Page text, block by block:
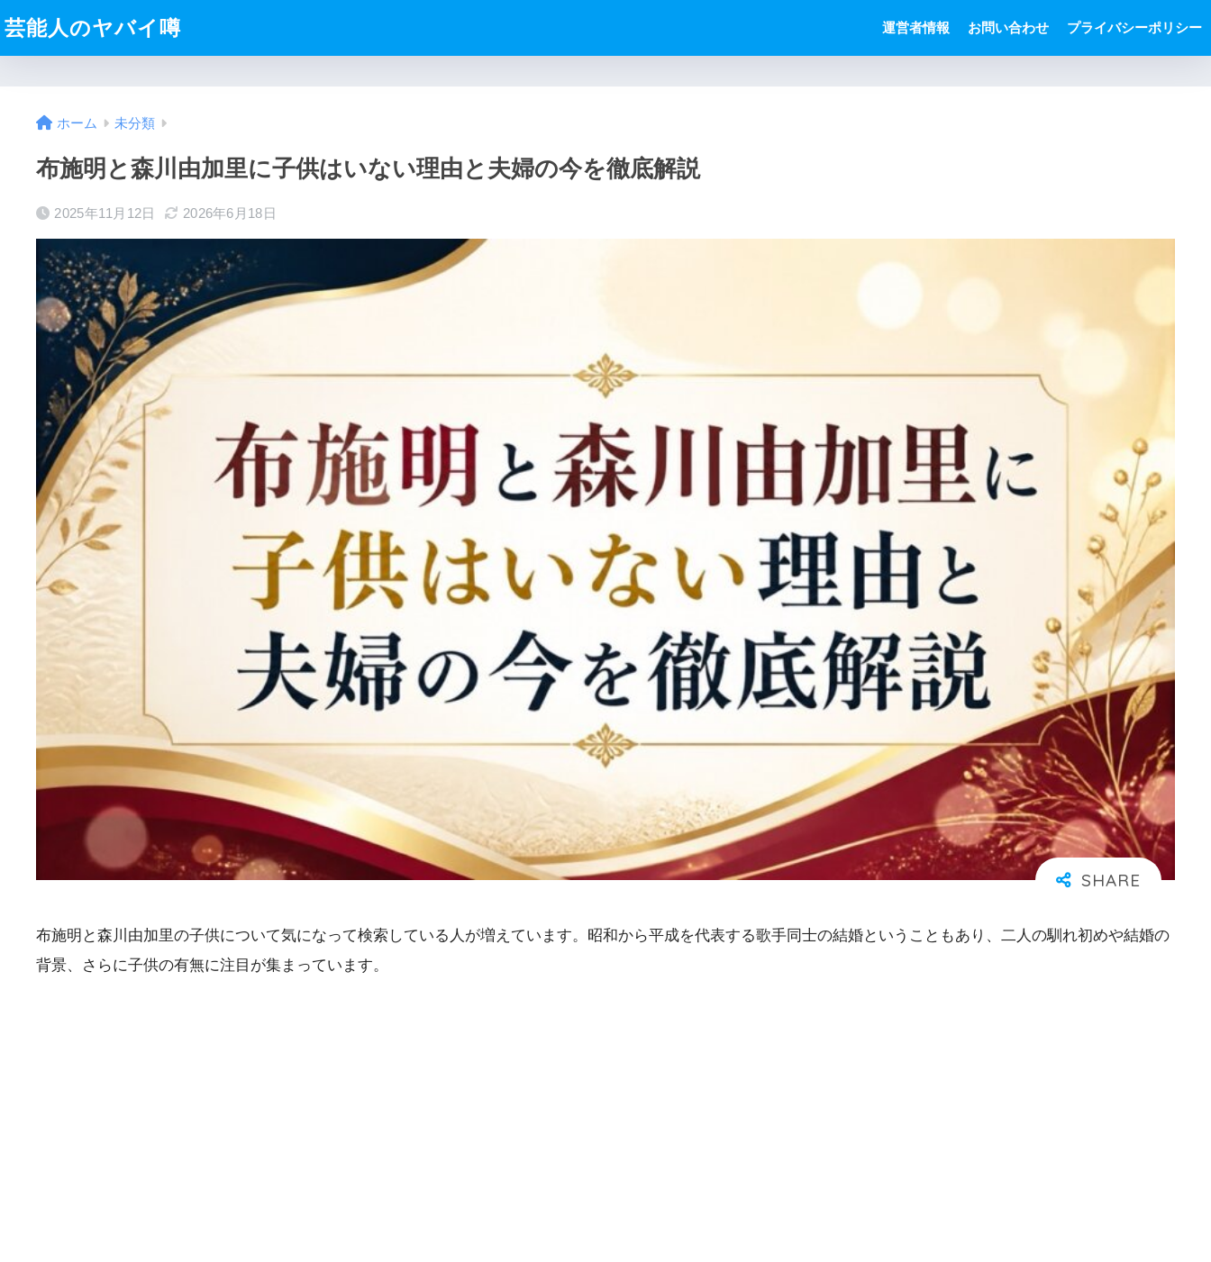
芸能人のヤバイ噂 運営者情報 お問い合わせ プライバシーポリシー
ホーム 未分類
布施明と森川由加里に子供はいない理由と夫婦の今を徹底解説
2025年11月12日 2026年6月18日
布施明と森川由加里の子供について気になって検索している人が増えています。昭和から平成を代表する歌手同士の結婚ということもあり、二人の馴れ初めや結婚の
背景、さらに子供の有無に注目が集まっています。